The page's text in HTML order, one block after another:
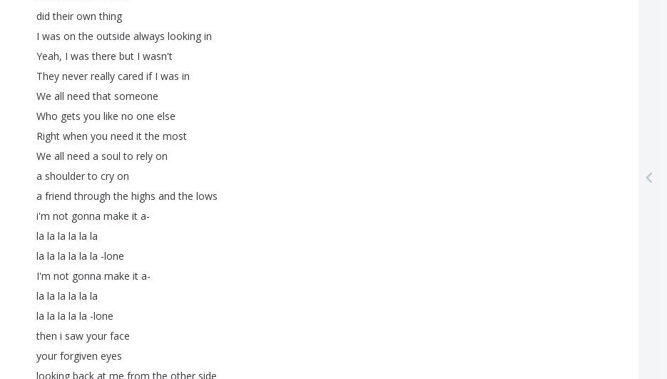
did their own thing
I was on the outside always looking in
Yeah, I was there but I wasn't
They never really cared if I was in
We all need that someone
Who gets you like no one else
Right when you need it the most
We all need a soul to rely on
a shoulder to cry on
a friend through the highs and the lows
i'm not gonna make it a-
la la la la la la
la la la la la la -lone
I'm not gonna make it a-
la la la la la la
la la la la la -lone
then i saw your face
your forgiven eyes
looking back at me from the other side